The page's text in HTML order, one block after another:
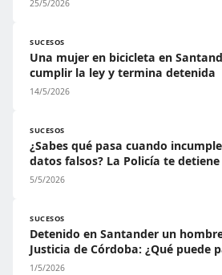
25/5/2026
SUCESOS
Una mujer en bicicleta en
cumplir la ley y termina detenida
14/5/2026
SUCESOS
¿Sabes qué pasa cuando
datos falsos? La Policía te
5/5/2026
SUCESOS
Detenido en Santander un
Justicia de Córdoba: ¿Qué puede
1/5/2026